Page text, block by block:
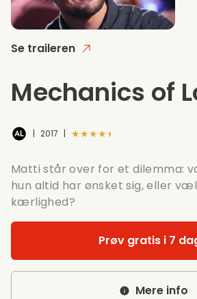
Se traileren
Mechanics of
| 2017 | ★★★★★
Matti står over for et dilemma:
hun altid har ønsket sig, eller
kærlighed?
Prøv gratis i 7
Mere info